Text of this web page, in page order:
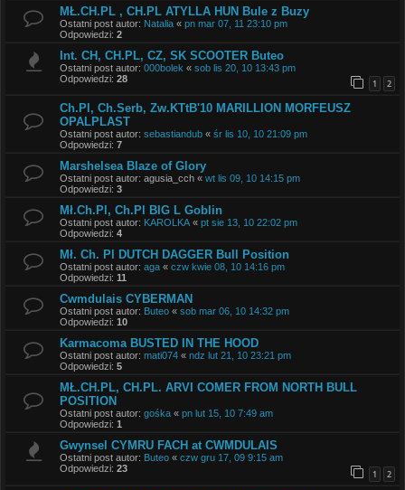
MŁ.CH.PL , CH.PL ATYLLA HUN Bule z Buzy
Ostatni post autor: Natalia « pn mar 07, 11 23:10 pm
Odpowiedzi: 2
Int. CH, CH.PL, CZ, SK SCOOTER Buteo
Ostatni post autor: 000bolek « sob lis 20, 10 13:43 pm
Odpowiedzi: 28 1 2
Ch.Pl, Ch.Serb, Zw.KTtB'10 MARILLION MORFEUSZ
OPALPLAST
Ostatni post autor: sebastiandub « śr lis 10, 10 21:09 pm
Odpowiedzi: 7
Marshelsea Blaze of Glory
Ostatni post autor: agusia_cch « wt lis 09, 10 14:15 pm
Odpowiedzi: 3
Mł.Ch.Pl, Ch.Pl BIG L Goblin
Ostatni post autor: KAROLKA « pt sie 13, 10 22:02 pm
Odpowiedzi: 4
Mł. Ch. Pl DUTCH DAGGER Bull Position
Ostatni post autor: aga « czw kwie 08, 10 14:16 pm
Odpowiedzi: 11
Cwmdulais CYBERMAN
Ostatni post autor: Buteo « sob mar 06, 10 14:32 pm
Odpowiedzi: 10
Karmacoma BUSTED IN THE HOOD
Ostatni post autor: mati074 « ndz lut 21, 10 23:21 pm
Odpowiedzi: 5
MŁ.CH.PL, CH.PL. ARVI COMER FROM NORTH BULL
POSITION
Ostatni post autor: gośka « pn lut 15, 10 7:49 am
Odpowiedzi: 1
Gwynsel CYMRU FACH at CWMDULAIS
Ostatni post autor: Buteo « czw gru 17, 09 9:15 am
Odpowiedzi: 23 1 2